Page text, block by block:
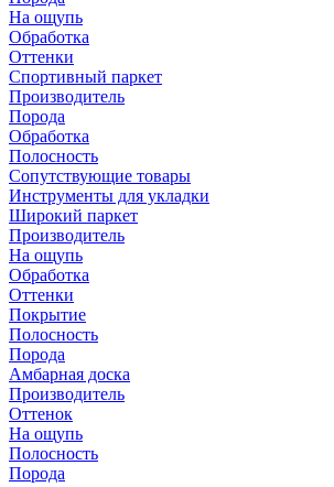
На ощупь
Обработка
Оттенки
Спортивный паркет
Производитель
Порода
Обработка
Полосность
Сопутствующие товары
Инструменты для укладки
Широкий паркет
Производитель
На ощупь
Обработка
Оттенки
Покрытие
Полосность
Порода
Амбарная доска
Производитель
Оттенок
На ощупь
Полосность
Порода